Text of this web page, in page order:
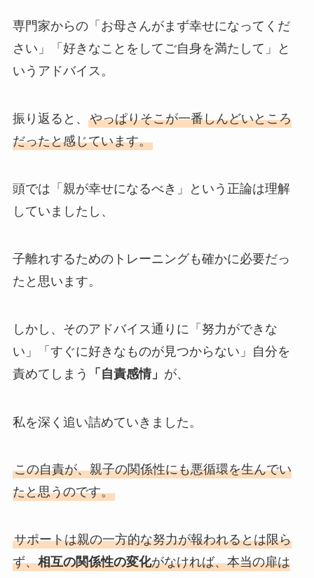
専門家からの「お母さんがまず幸せになってくだ
さい」「好きなことをしてご自身を満たして」と
いうアドバイス。
振り返ると、 やっぱりそこが一番しんどいところ
だったと感じています。
頭では「親が幸せになるべき」という正論は理解
していましたし、
子離れするためのトレーニングも確かに必要だっ
たと思います。
しかし、そのアドバイス通りに「努力ができな
い」「すぐに好きなものが見つからない」自分を
責めてしまう 「自責感情」 が、
私を深く追い詰めていきました。
この自責が、親子の関係性にも悪循環を生んでい
たと思うのです。
サポートは親の一方的な努力が報われるとは限ら
ず、相互の関係性の変化がなければ、本当の扉は